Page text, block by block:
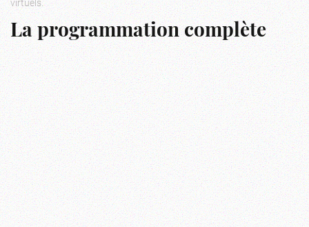
La programmation complète